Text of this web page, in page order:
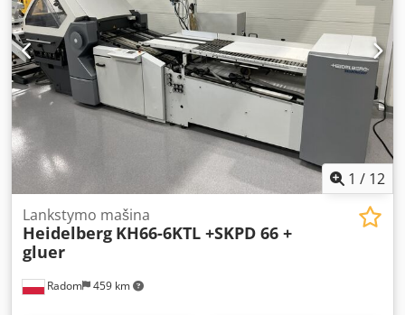
valdymas per inverterį Kasetės triukšmo mažinimas
Pridedamas kompresorius Dvigubo lapo jutiklis
Elektroninis skaitiklis su rūšiavimo funkcija Elektrinis
išvedimas su reguliuojamu greičiu Atsarginės dalys,
įrankiai ir dokumentacija įtraukti Pagaminta Vokietijoje.
1 / 12
Radom 459 km
Lankstymo mašina
Heidelberg KH66-6KTL +SKPD 66 +
gluer